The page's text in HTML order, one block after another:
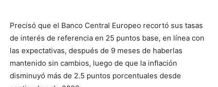
Precisó que el Banco Central Europeo recortó sus tasas
de interés de referencia en 25 puntos base, en línea con
las expectativas, después de 9 meses de haberlas
mantenido sin cambios, luego de que la inflación
disminuyó más de 2.5 puntos porcentuales desde